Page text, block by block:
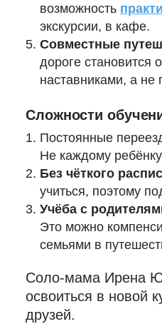
возможность
экскурсии, в кафе.
Совместные
дороге становится
наставниками, а
Сложности
Постоянные
Не каждому
Без чёткого
учиться, поэтому
Учёба с
Это можно
семьями в
Соло-мама Ирена
освоиться в новой
друзей.